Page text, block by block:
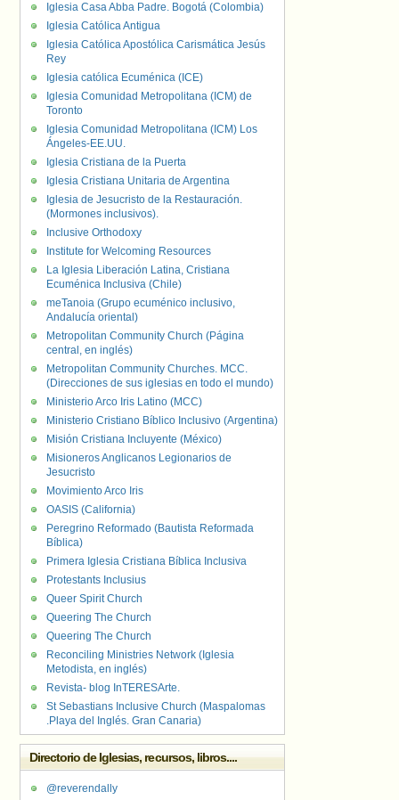
Iglesia Casa Abba Padre. Bogotá (Colombia)
Iglesia Católica Antigua
Iglesia Católica Apostólica Carismática Jesús
Rey
Iglesia católica Ecuménica (ICE)
Iglesia Comunidad Metropolitana (ICM) de
Toronto
Iglesia Comunidad Metropolitana (ICM) Los
Ángeles-EE.UU.
Iglesia Cristiana de la Puerta
Iglesia Cristiana Unitaria de Argentina
Iglesia de Jesucristo de la Restauración.
(Mormones inclusivos).
Inclusive Orthodoxy
Institute for Welcoming Resources
La Iglesia Liberación Latina, Cristiana
Ecuménica Inclusiva (Chile)
meTanoia (Grupo ecuménico inclusivo,
Andalucía oriental)
Metropolitan Community Church (Página
central, en inglés)
Metropolitan Community Churches. MCC.
(Direcciones de sus iglesias en todo el mundo)
Ministerio Arco Iris Latino (MCC)
Ministerio Cristiano Bíblico Inclusivo (Argentina)
Misión Cristiana Incluyente (México)
Misioneros Anglicanos Legionarios de
Jesucristo
Movimiento Arco Iris
OASIS (California)
Peregrino Reformado (Bautista Reformada
Bíblica)
Primera Iglesia Cristiana Bíblica Inclusiva
Protestants Inclusius
Queer Spirit Church
Queering The Church
Queering The Church
Reconciling Ministries Network (Iglesia
Metodista, en inglés)
Revista- blog InTERESArte.
St Sebastians Inclusive Church (Maspalomas
.Playa del Inglés. Gran Canaria)
Directorio de Iglesias, recursos, libros....
@reverendally